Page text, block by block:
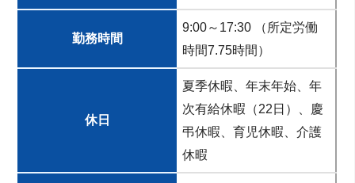
勤務時間
9:00～17:30 （所定労働
時間7.75時間）
休日
夏季休暇、年末年始、年
次有給休暇（22日）、慶
弔休暇、育児休暇、介護
休暇